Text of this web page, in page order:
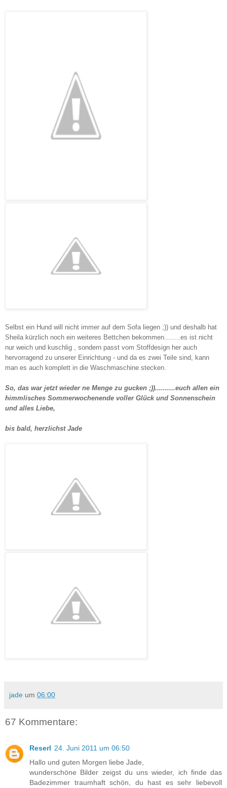
Selbst ein Hund will nicht immer auf dem Sofa liegen ;)) und deshalb hat
Sheila kürzlich noch ein weiteres Bettchen bekommen........es ist nicht
nur weich und kuschlig , sondern passt vom Stoffdesign her auch
hervorragend zu unserer Einrichtung - und da es zwei Teile sind, kann
man es auch komplett in die Waschmaschine stecken.
So, das war jetzt wieder ne Menge zu gucken ;))..........euch allen ein
himmlisches Sommerwochenende voller Glück und Sonnenschein
und alles Liebe,
bis bald, herzlichst Jade
jade um 06:00
67 Kommentare:
Reserl 24. Juni 2011 um 06:50
Hallo und guten Morgen liebe Jade,
wunderschöne Bilder zeigst du uns wieder, ich finde das
Badezimmer traumhaft schön, du hast es sehr liebevoll